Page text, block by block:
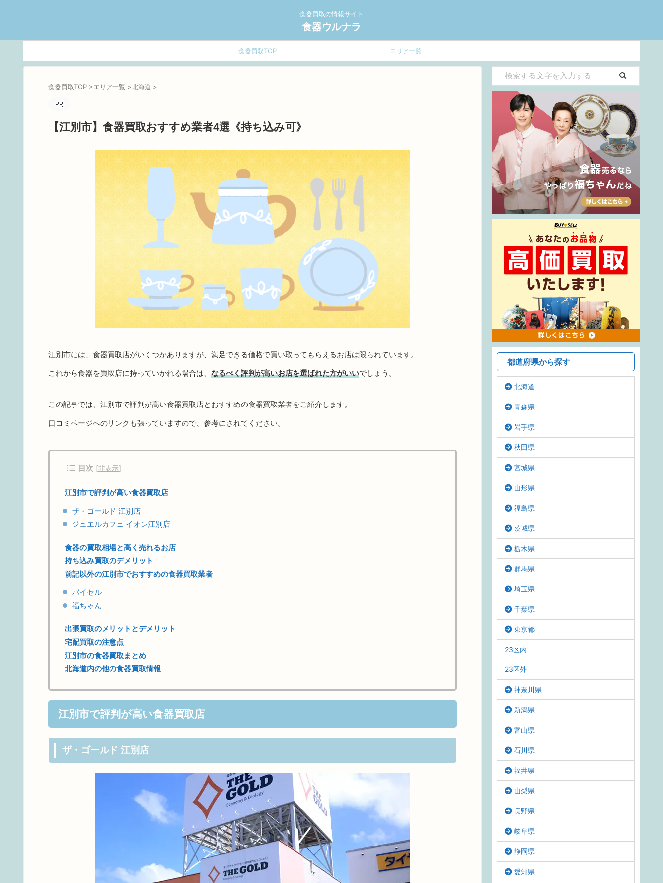
食器買取の情報サイト
食器ウルナラ
食器買取TOP エリア一覧
食器買取TOP >エリア一覧 >北海道 >
【江別市】食器買取おすすめ業者4選《持ち込み可》
江別市には、食器買取店がいくつかありますが、満足できる価格で買い取ってもらえるお店は限られています。
これから食器を買取店に持っていかれる場合は、 なるべく評判が高いお店を選ばれた方がいいでしょう。
この記事では、江別市で評判が高い食器買取店とおすすめの食器買取業者をご紹介します。
口コミページへのリンクも張っていますので、参考にされてください。
目次 [非表示]
江別市で評判が高い食器買取店
ザ・ゴールド 江別店
ジュエルカフェ イオン江別店
食器の買取相場と高く売れるお店
持ち込み買取のデメリット
前記以外の江別市でおすすめの食器買取業者
バイセル
福ちゃん
出張買取のメリットとデメリット
宅配買取の注意点
江別市の食器買取まとめ
北海道内の他の食器買取情報
江別市で評判が高い食器買取店
ザ・ゴールド 江別店
都道府県から探す
北海道
青森県
岩手県
秋田県
宮城県
山形県
福島県
茨城県
栃木県
群馬県
埼玉県
千葉県
東京都
23区内
23区外
神奈川県
新潟県
富山県
石川県
福井県
山梨県
長野県
岐阜県
静岡県
愛知県